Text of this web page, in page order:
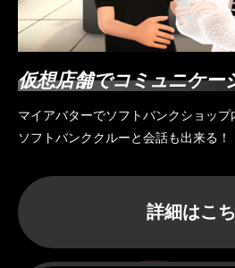
仮想店舗でコミュニケー
マイアバターでソフトバンクショッ
ソフトバンククルーと会話も出来る！
詳細はこ